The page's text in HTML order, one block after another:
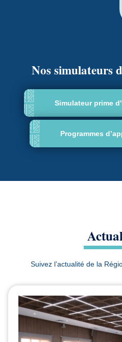
Nos simulateurs
Simulateur prime
Programmes
Suivez l’actualité de la